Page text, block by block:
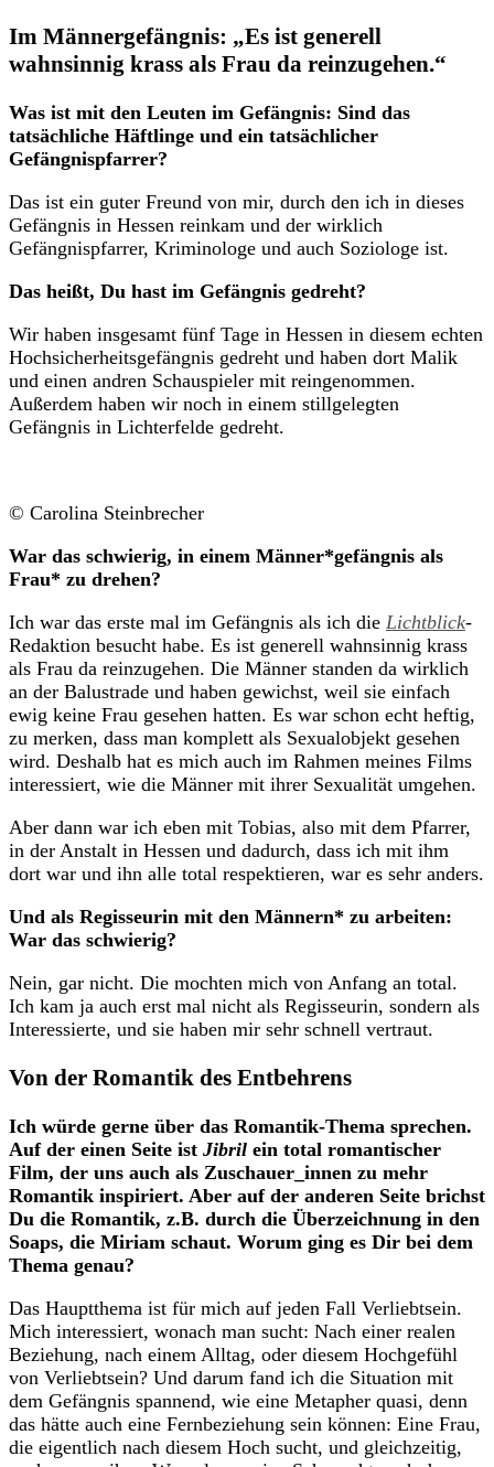
Im Männergefängnis: „Es ist generell
wahnsinnig krass als Frau da reinzugehen.“
Was ist mit den Leuten im Gefängnis: Sind das
tatsächliche Häftlinge und ein tatsächlicher
Gefängnispfarrer?
Das ist ein guter Freund von mir, durch den ich in dieses
Gefängnis in Hessen reinkam und der wirklich
Gefängnispfarrer, Kriminologe und auch Soziologe ist.
Das heißt, Du hast im Gefängnis gedreht?
Wir haben insgesamt fünf Tage in Hessen in diesem echten
Hochsicherheitsgefängnis gedreht und haben dort Malik
und einen andren Schauspieler mit reingenommen.
Außerdem haben wir noch in einem stillgelegten
Gefängnis in Lichterfelde gedreht.
© Carolina Steinbrecher
War das schwierig, in einem Männer*gefängnis als
Frau* zu drehen?
Ich war das erste mal im Gefängnis als ich die Lichtblick-
Redaktion besucht habe. Es ist generell wahnsinnig krass
als Frau da reinzugehen. Die Männer standen da wirklich
an der Balustrade und haben gewichst, weil sie einfach
ewig keine Frau gesehen hatten. Es war schon echt heftig,
zu merken, dass man komplett als Sexualobjekt gesehen
wird. Deshalb hat es mich auch im Rahmen meines Films
interessiert, wie die Männer mit ihrer Sexualität umgehen.
Aber dann war ich eben mit Tobias, also mit dem Pfarrer,
in der Anstalt in Hessen und dadurch, dass ich mit ihm
dort war und ihn alle total respektieren, war es sehr anders.
Und als Regisseurin mit den Männern* zu arbeiten:
War das schwierig?
Nein, gar nicht. Die mochten mich von Anfang an total.
Ich kam ja auch erst mal nicht als Regisseurin, sondern als
Interessierte, und sie haben mir sehr schnell vertraut.
Von der Romantik des Entbehrens
Ich würde gerne über das Romantik-Thema sprechen.
Auf der einen Seite ist Jibril ein total romantischer
Film, der uns auch als Zuschauer_innen zu mehr
Romantik inspiriert. Aber auf der anderen Seite brichst
Du die Romantik, z.B. durch die Überzeichnung in den
Soaps, die Miriam schaut. Worum ging es Dir bei dem
Thema genau?
Das Hauptthema ist für mich auf jeden Fall Verliebtsein.
Mich interessiert, wonach man sucht: Nach einer realen
Beziehung, nach einem Alltag, oder diesem Hochgefühl
von Verliebtsein? Und darum fand ich die Situation mit
dem Gefängnis spannend, wie eine Metapher quasi, denn
das hätte auch eine Fernbeziehung sein können: Eine Frau,
die eigentlich nach diesem Hoch sucht, und gleichzeitig,